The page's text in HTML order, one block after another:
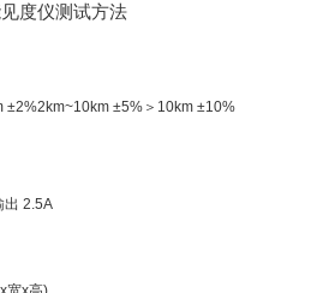
度仪测试方法
±2%2km~10km ±5%＞10km ±10%
出 2.5A